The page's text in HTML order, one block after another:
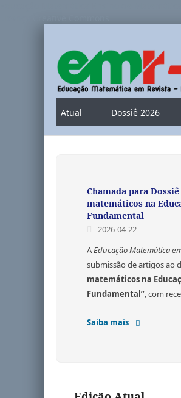
Atual Dossiê 2026
Chamada para
matemáticos na
Fundamental
2026-04-22
AEducação Matemática
submissão de artigos ao
matemáticos na
Fundamental”, com
Saiba mais